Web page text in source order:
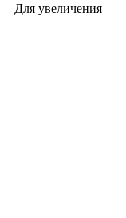
Для увеличения